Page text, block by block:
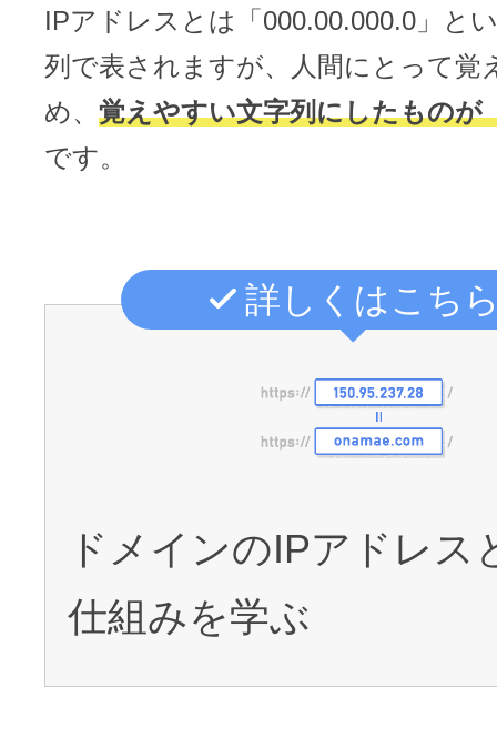
ています
メールアドレスを作成
お名前メール
SSL証明書
ブランド保護対策をかんたんに
その他
販売パートナー制度
Domain ResellerProgram
Contact us
アフィリエイト（成果報酬型
IPアドレスとは「000.00.000.0」と
列で表されますが、人間にとって覚
め、 覚えやすい文字列にしたものが
です。
詳しくはこち
ドメインのIPアドレス
仕組みを学ぶ